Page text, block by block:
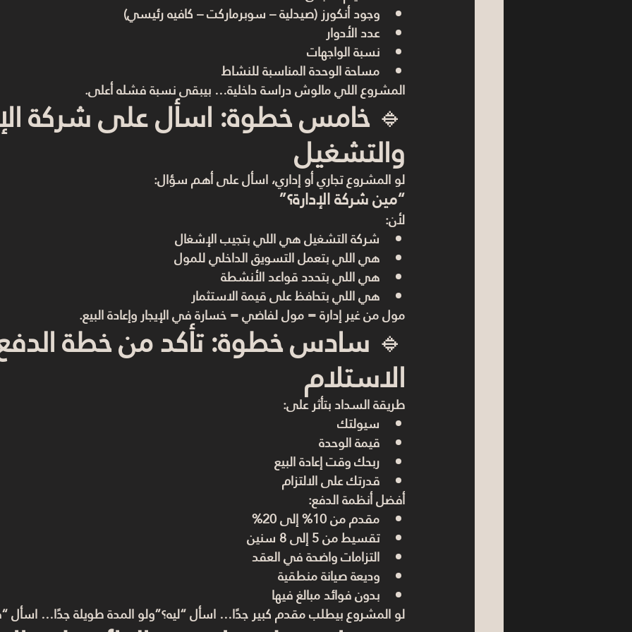
وجود أنكورز (صيدلية – سوبرماركت – كافيه رئيسي)
عدد الأدوار
نسبة الواجهات
مساحة الوحدة المناسبة للنشاط
المشروع اللي مالوش دراسة داخلية… بيبقى نسبة فشله أعلى.
🔹 خامس خطوة: اسأل على شركة
والتشغيل
لو المشروع تجاري أو إداري، اسأل على أهم سؤال:
“مين شركة الإدارة؟”
لأن:
شركة التشغيل هي اللي بتجيب الإشغال
هي اللي بتعمل التسويق الداخلي للمول
هي اللي بتحدد قواعد الأنشطة
هي اللي بتحافظ على قيمة الاستثمار
مول من غير إدارة = مول لفاضي = خسارة في الإيجار وإعادة البيع.
🔹 سادس خطوة: تأكد من خطة
الاستلام
طريقة السداد بتأثر على:
سيولتك
قيمة الوحدة
ربحك وقت إعادة البيع
قدرتك على الالتزام
أفضل أنظمة الدفع:
مقدم من 10% إلى 20%
تقسيط من 5 إلى 8 سنين
التزامات واضحة في العقد
وديعة صيانة منطقية
بدون فوائد مبالغ فيها
لو المشروع بيطلب مقدم كبير جدًا… اسأل “ليه؟”ولو المدة طويلة جدًا… اسأل